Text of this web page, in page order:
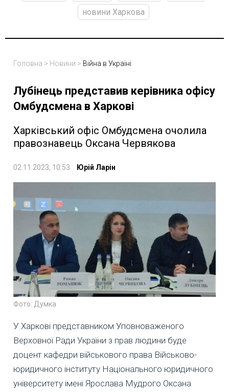
новини Харкова
Головна > Новини > Війна в Україні
Лубінець представив керівника офісу
Омбудсмена в Харкові
Харківський офіс Омбудсмена очолила
правознавець Оксана Червякова
02.11.2023, 10:53 Юрій Ларін
Фото: Думка
У Харкові представником Уповноваженого
Верховної Ради України з прав людини буде
доцент кафедри військового права Військово-
юридичного інституту Національного юридичного
університету імені Ярослава Мудрого Оксана